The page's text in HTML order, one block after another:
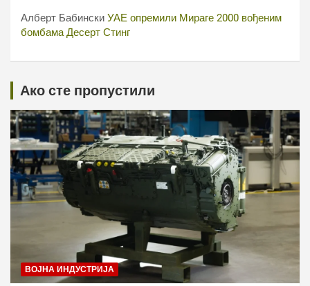
Алберт Бабински УАЕ опремили Мираге 2000 вођеним
бомбама Десерт Стинг
Ако сте пропустили
ВОЈНА ИНДУСТРИЈА